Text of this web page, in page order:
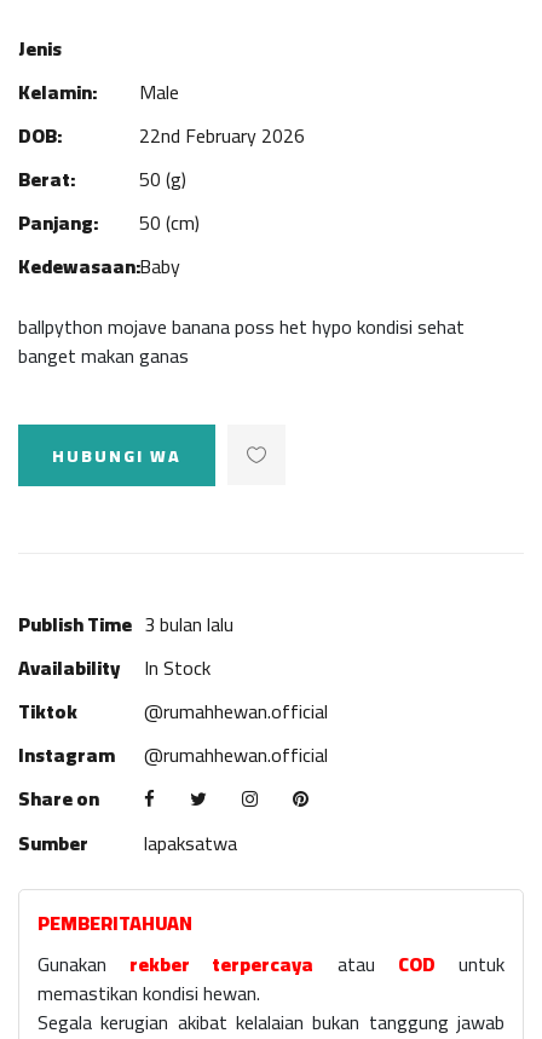
Jenis
Kelamin:
Male
DOB:
22nd February 2026
Berat:
50 (g)
Panjang:
50 (cm)
Kedewasaan:Baby
ballpython mojave banana poss het hypo kondisi sehat
banget makan ganas
HUBUNGI WA
Publish Time 3 bulan lalu
Availability
In Stock
Tiktok
@rumahhewan.official
Instagram
@rumahhewan.official
Share on
Sumber
lapaksatwa
PEMBERITAHUAN
Gunakan rekber terpercaya atau COD untuk
memastikan kondisi hewan.
Segala kerugian akibat kelalaian bukan tanggung jawab